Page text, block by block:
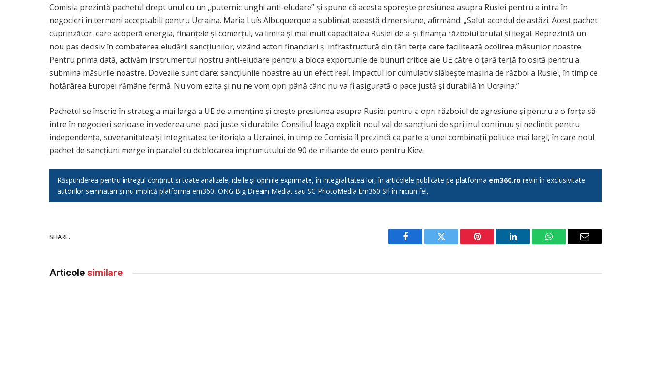
Comisia prezintă pachetul drept unul cu un „puternic unghi anti-eludare” și spune că acesta sporește presiunea asupra Rusiei pentru a intra în
negocieri în termeni acceptabili pentru Ucraina. Maria Luís Albuquerque a subliniat această dimensiune, afirmând: „Salut acordul de astăzi. Acest pachet
cuprinzător, care acoperă energia, finanțele și comerțul, va limita și mai mult capacitatea Rusiei de a-și finanța războiul brutal și ilegal. Reprezintă un
nou pas decisiv în combaterea eludării sancțiunilor, vizând actori financiari și infrastructură din țări terțe care facilitează ocolirea măsurilor noastre.
Pentru prima dată, activăm instrumentul nostru anti-eludare pentru a bloca exporturile de bunuri critice ale UE către o țară terță folosită pentru a
submina măsurile noastre. Dovezile sunt clare: sancțiunile noastre au un efect real. Impactul lor cumulativ slăbește mașina de război a Rusiei, în timp ce
hotărârea Europei rămâne fermă. Nu vom ezita și nu ne vom opri până când nu va fi asigurată o pace justă și durabilă în Ucraina.”
Pachetul se înscrie în strategia mai largă a UE de a menține și crește presiunea asupra Rusiei pentru a opri războiul de agresiune și pentru a o forța să
intre în negocieri serioase în vederea unei păci juste și durabile. Consiliul leagă explicit noul val de sancțiuni de sprijinul continuu și neclintit pentru
independența, suveranitatea și integritatea teritorială a Ucrainei, în timp ce Comisia îl prezintă ca parte a unei combinații politice mai largi, în care noul
pachet de sancțiuni merge în paralel cu deblocarea împrumutului de 90 de miliarde de euro pentru Kiev.
Răspunderea pentru întregul conținut și toate analizele, ideile și opiniile exprimate, în integralitatea lor, în articolele publicate pe platforma em360.ro revin în exclusivitate
autorilor semnatari și nu implică platforma em360, ONG Big Dream Media, sau SC PhotoMedia Em360 Srl în niciun fel.
SHARE.
Facebook Twitter Pinterest LinkedIn WhatsAppEmail
Articole similare